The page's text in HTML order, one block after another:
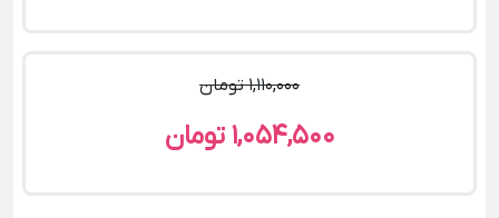
1,110,000 تومان
1,054,500 تومان